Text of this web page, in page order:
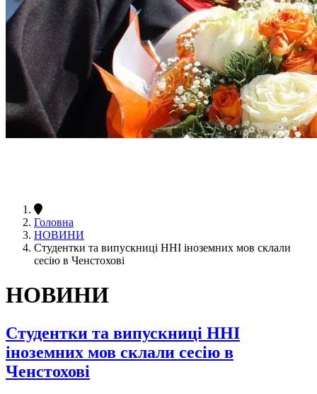
Головна
НОВИНИ
Студентки та випускниці ННІ іноземних мов склали
сесію в Ченстохові
НОВИНИ
Студентки та випускниці ННІ
іноземних мов склали сесію в
Ченстохові